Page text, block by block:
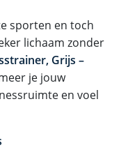
sporten en toch
lichaam zonder
Grijs –
je jouw
en voel